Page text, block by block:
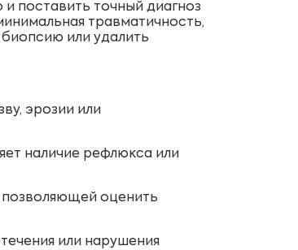
поставить точный диагноз
травматичность,
или удалить
эрозии или
наличие рефлюкса или
позволяющей оценить
или нарушения